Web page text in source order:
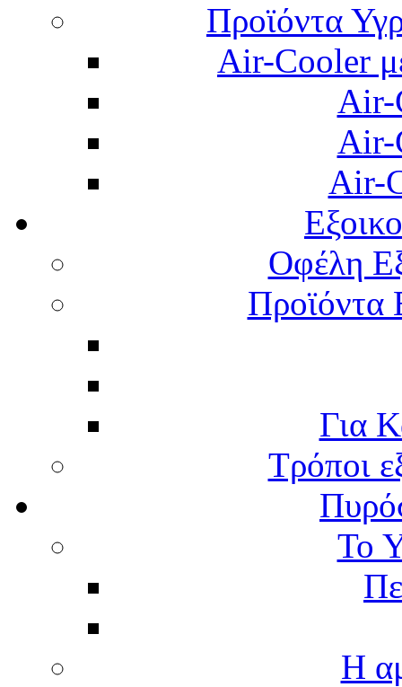
Προϊόντα
Air-Cooler
Air-
Air-
Air-
Οφέλη
Προϊόντα
Για
Τρόποι
Το
Η